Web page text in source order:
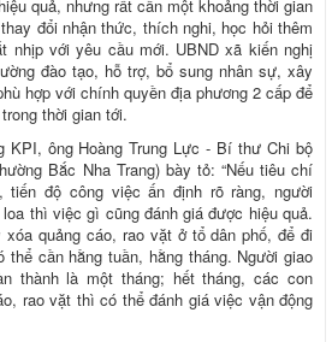
quả, nhưng rất cần một khoảng thời gian
đổi nhận thức, thích nghi, học hỏi thêm
nhịp với yêu cầu mới. UBND xã kiến nghị
đào tạo, hỗ trợ, bổ sung nhân sự, xây
hợp với chính quyền địa phương 2 cấp để
thời gian tới.
KPI, ông Hoàng Trung Lực - Bí thư Chi bộ
Bắc Nha Trang) bày tỏ: “Nếu tiêu chí
tiến độ công việc ấn định rõ ràng, người
thì việc gì cũng đánh giá được hiệu quả.
quảng cáo, rao vặt ở tổ dân phố, để đi
cần hằng tuần, hằng tháng. Người giao
thành là một tháng; hết tháng, các con
rao vặt thì có thể đánh giá việc vận động